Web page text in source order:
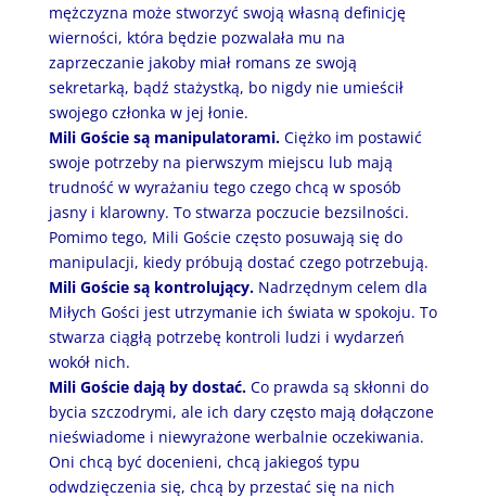
mężczyzna może stworzyć swoją własną definicję
wierności, która będzie pozwalała mu na
zaprzeczanie jakoby miał romans ze swoją
sekretarką, bądź stażystką, bo nigdy nie umieścił
swojego członka w jej łonie.
Mili Goście są manipulatorami.Ciężko im postawić
swoje potrzeby na pierwszym miejscu lub mają
trudność w wyrażaniu tego czego chcą w sposób
jasny i klarowny. To stwarza poczucie bezsilności.
Pomimo tego, Mili Goście często posuwają się do
manipulacji, kiedy próbują dostać czego potrzebują.
Mili Goście są kontrolujący.Nadrzędnym celem dla
Miłych Gości jest utrzymanie ich świata w spokoju. To
stwarza ciągłą potrzebę kontroli ludzi i wydarzeń
wokół nich.
Mili Goście dają by dostać.Co prawda są skłonni do
bycia szczodrymi, ale ich dary często mają dołączone
nieświadome i niewyrażone werbalnie oczekiwania.
Oni chcą być docenieni, chcą jakiegoś typu
odwdzięczenia się, chcą by przestać się na nich